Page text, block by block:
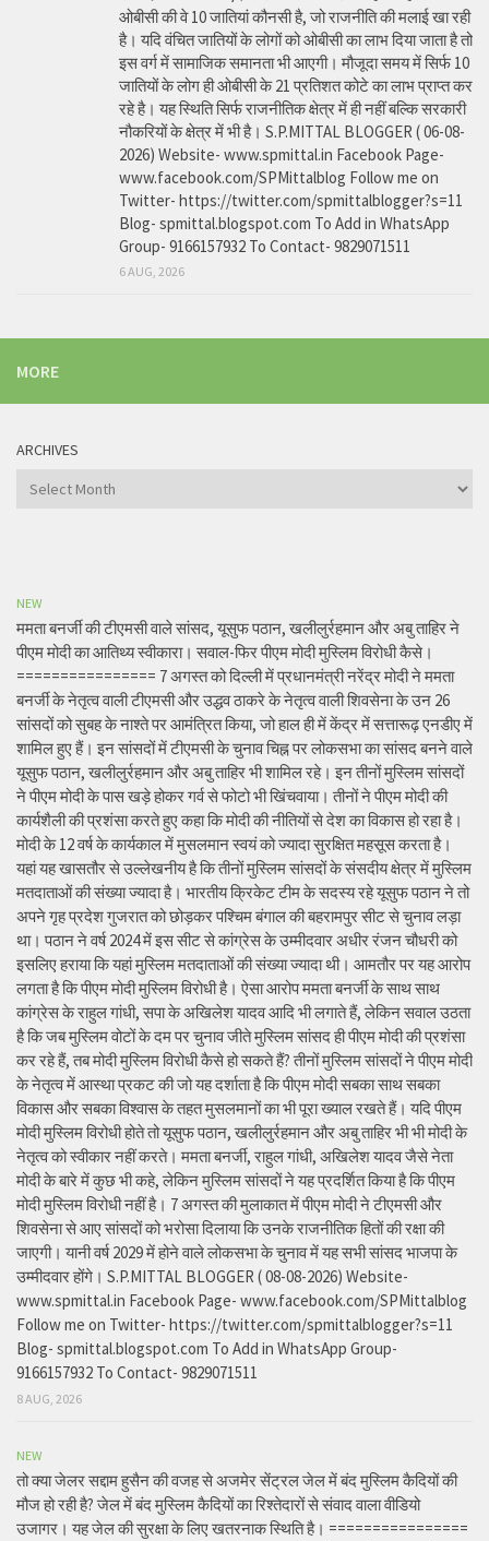
ओबीसी की वे 10 जातियां कौनसी है, जो राजनीति की मलाई खा रही
है। यदि वंचित जातियों के लोगों को ओबीसी का लाभ दिया जाता है तो
इस वर्ग में सामाजिक समानता भी आएगी। मौजूदा समय में सिर्फ 10
जातियों के लोग ही ओबीसी के 21 प्रतिशत कोटे का लाभ प्राप्त कर
रहे है। यह स्थिति सिर्फ राजनीतिक क्षेत्र में ही नहीं बल्कि सरकारी
नौकरियों के क्षेत्र में भी है। S.P.MITTAL BLOGGER ( 06-08-
2026) Website- www.spmittal.in Facebook Page-
www.facebook.com/SPMittalblog Follow me on
Twitter- https://twitter.com/spmittalblogger?s=11
Blog- spmittal.blogspot.com To Add in WhatsApp
Group- 9166157932 To Contact- 9829071511
6 AUG, 2026
MORE
ARCHIVES
Archives
NEW
ममता बनर्जी की टीएमसी वाले सांसद, यूसुफ पठान, खलीलुर्रहमान और अबु ताहिर ने
पीएम मोदी का आतिथ्य स्वीकारा। सवाल-फिर पीएम मोदी मुस्लिम विरोधी कैसे।
================ 7 अगस्त को दिल्ली में प्रधानमंत्री नरेंद्र मोदी ने ममता
बनर्जी के नेतृत्व वाली टीएमसी और उद्धव ठाकरे के नेतृत्व वाली शिवसेना के उन 26
सांसदों को सुबह के नाश्ते पर आमंत्रित किया, जो हाल ही में केंद्र में सत्तारूढ़ एनडीए में
शामिल हुए हैं। इन सांसदों में टीएमसी के चुनाव चिह्न पर लोकसभा का सांसद बनने वाले
यूसुफ पठान, खलीलुर्रहमान और अबु ताहिर भी शामिल रहे। इन तीनों मुस्लिम सांसदों
ने पीएम मोदी के पास खड़े होकर गर्व से फोटो भी खिंचवाया। तीनों ने पीएम मोदी की
कार्यशैली की प्रशंसा करते हुए कहा कि मोदी की नीतियों से देश का विकास हो रहा है।
मोदी के 12 वर्ष के कार्यकाल में मुसलमान स्वयं को ज्यादा सुरक्षित महसूस करता है।
यहां यह खासतौर से उल्लेखनीय है कि तीनों मुस्लिम सांसदों के संसदीय क्षेत्र में मुस्लिम
मतदाताओं की संख्या ज्यादा है। भारतीय क्रिकेट टीम के सदस्य रहे यूसुफ पठान ने तो
अपने गृह प्रदेश गुजरात को छोड़कर पश्चिम बंगाल की बहरामपुर सीट से चुनाव लड़ा
था। पठान ने वर्ष 2024 में इस सीट से कांग्रेस के उम्मीदवार अधीर रंजन चौधरी को
इसलिए हराया कि यहां मुस्लिम मतदाताओं की संख्या ज्यादा थी। आमतौर पर यह आरोप
लगता है कि पीएम मोदी मुस्लिम विरोधी है। ऐसा आरोप ममता बनर्जी के साथ साथ
कांग्रेस के राहुल गांधी, सपा के अखिलेश यादव आदि भी लगाते हैं, लेकिन सवाल उठता
है कि जब मुस्लिम वोटों के दम पर चुनाव जीते मुस्लिम सांसद ही पीएम मोदी की प्रशंसा
कर रहे हैं, तब मोदी मुस्लिम विरोधी कैसे हो सकते हैं? तीनों मुस्लिम सांसदों ने पीएम मोदी
के नेतृत्व में आस्था प्रकट की जो यह दर्शाता है कि पीएम मोदी सबका साथ सबका
विकास और सबका विश्वास के तहत मुसलमानों का भी पूरा ख्याल रखते हैं। यदि पीएम
मोदी मुस्लिम विरोधी होते तो यूसुफ पठान, खलीलुर्रहमान और अबु ताहिर भी भी मोदी के
नेतृत्व को स्वीकार नहीं करते। ममता बनर्जी, राहुल गांधी, अखिलेश यादव जैसे नेता
मोदी के बारे में कुछ भी कहे, लेकिन मुस्लिम सांसदों ने यह प्रदर्शित किया है कि पीएम
मोदी मुस्लिम विरोधी नहीं है। 7 अगस्त की मुलाकात में पीएम मोदी ने टीएमसी और
शिवसेना से आए सांसदों को भरोसा दिलाया कि उनके राजनीतिक हितों की रक्षा की
जाएगी। यानी वर्ष 2029 में होने वाले लोकसभा के चुनाव में यह सभी सांसद भाजपा के
उम्मीदवार होंगे। S.P.MITTAL BLOGGER ( 08-08-2026) Website-
www.spmittal.in Facebook Page- www.facebook.com/SPMittalblog
Follow me on Twitter- https://twitter.com/spmittalblogger?s=11
Blog- spmittal.blogspot.com To Add in WhatsApp Group-
9166157932 To Contact- 9829071511
8 AUG, 2026
NEW
तो क्या जेलर सद्दाम हुसैन की वजह से अजमेर सेंट्रल जेल में बंद मुस्लिम कैदियों की
मौज हो रही है? जेल में बंद मुस्लिम कैदियों का रिश्तेदारों से संवाद वाला वीडियो
उजागर। यह जेल की सुरक्षा के लिए खतरनाक स्थिति है। ================